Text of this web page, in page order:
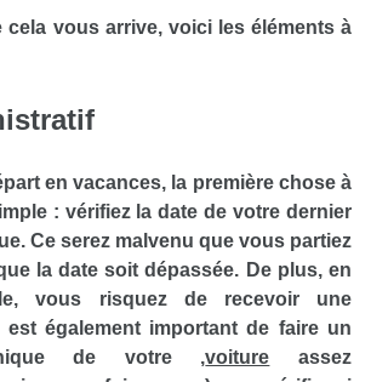
cela vous arrive, voici les éléments à
en vacances, la première chose à
: vérifiez la date de votre dernier
Ce serez malvenu que vous partiez
la date soit dépassée. De plus, en
vous risquez de recevoir une
est également important de faire un
de votre ,voiture assez